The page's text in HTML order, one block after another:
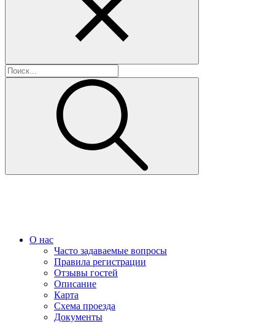
О нас
Часто задаваемые вопросы
Правила регистрации
Отзывы гостей
Описание
Карта
Схема проезда
Документы